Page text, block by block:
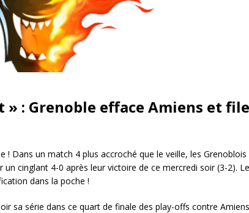
» : Grenoble efface Amiens et file
! Dans un match 4 plus accroché que le veille, les Grenoblois
cinglant 4-0 après leur victoire de ce mercredi soir (3-2).
dans la poche !
sa série dans ce quart de finale des play-offs contre